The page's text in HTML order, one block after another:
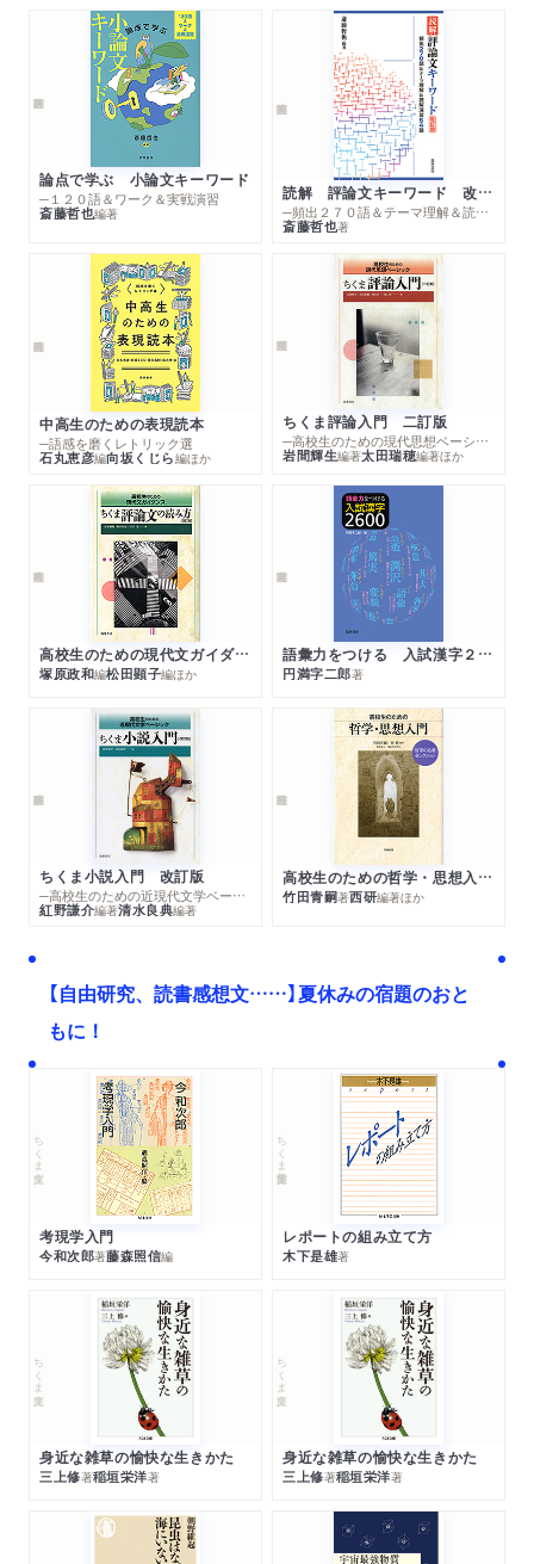
論点で学ぶ 小論文キーワード
─１２０語＆ワーク＆実戦演習
斎藤哲也編著
読解 評論文キーワード 改訂版
─頻出２７０語＆テーマ理解＆読解演習５４題
斎藤哲也著
中高生のための表現読本
─語感を磨くレトリック選
石丸恵彦編向坂くじら編ほか
ちくま評論入門 二訂版
─高校生のための現代思想ベーシック
岩間輝生編著太田瑞穂編著ほか
高校生のための現代文ガイダンス ちくま評論文の読み方 改訂版
塚原政和編松田顕子編ほか
語彙力をつける 入試漢字２６００
円満字二郎著
ちくま小説入門 改訂版
─高校生のための近現代文学ベーシック
紅野謙介編著清水良典編著
高校生のための哲学・思想入門 哲学の名著セレクション
竹田青嗣著西研編著ほか
【自由研究、読書感想文……】夏休みの宿題のおと
もに！
ちくま文庫
考現学入門
今和次郎著藤森照信編
ちくま学芸文庫
レポートの組み立て方
木下是雄著
ちくま文庫
身近な雑草の愉快な生きかた
三上修著稲垣栄洋著
ちくま文庫
身近な雑草の愉快な生きかた
三上修著稲垣栄洋著